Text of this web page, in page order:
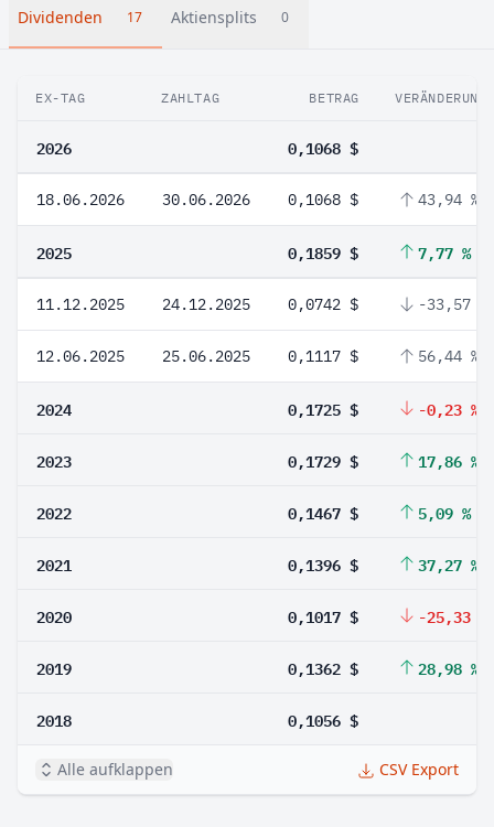
Dividenden 17 Aktiensplits 0
EX-TAG ZAHLTAG BETRAG VERÄNDERUNG
2026 0,1068 $
18.06.2026 30.06.2026 0,1068 $ 43,94 %
2025 0,1859 $ 7,77 %
11.12.2025 24.12.2025 0,0742 $ -33,57 %
12.06.2025 25.06.2025 0,1117 $ 56,44 %
2024 0,1725 $ -0,23 %
2023 0,1729 $ 17,86 %
2022 0,1467 $ 5,09 %
2021 0,1396 $ 37,27 %
2020 0,1017 $ -25,33 %
2019 0,1362 $ 28,98 %
2018 0,1056 $
Alle aufklappen CSV Export